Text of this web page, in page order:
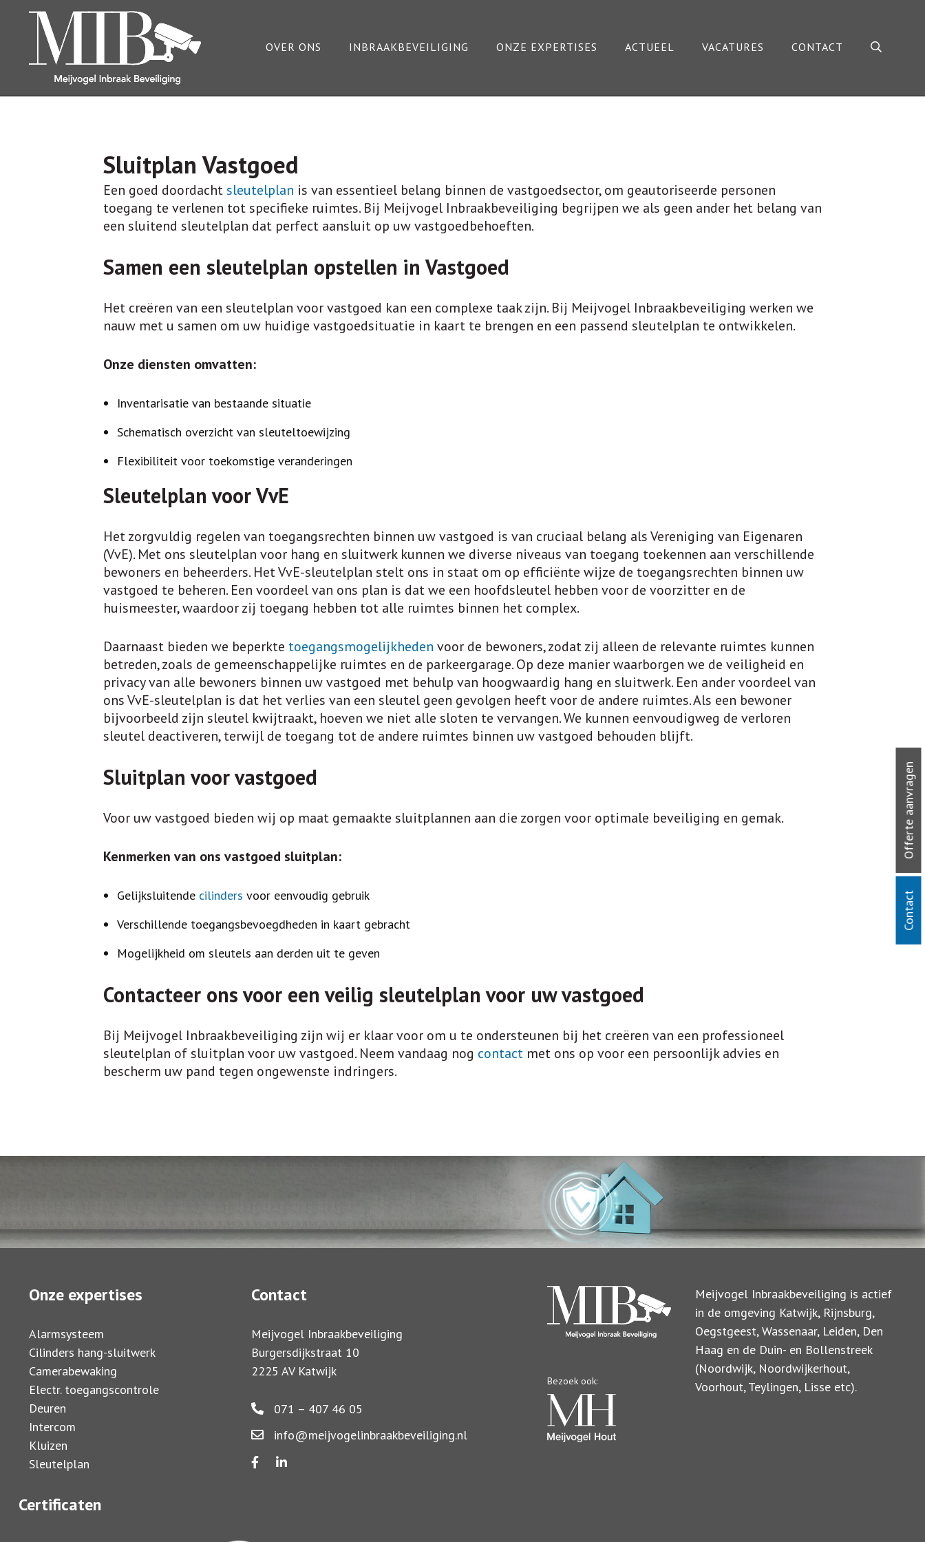
OVER ONS INBRAAKBEVEILIGING ONZE EXPERTISES ACTUEEL VACATURES CONTACT
Sluitplan Vastgoed
Een goed doordachtsleutelplan is van essentieel belang binnen de vastgoedsector, om geautoriseerde personen
toegang te verlenen tot specifieke ruimtes. Bij Meijvogel Inbraakbeveiliging begrijpen we als geen ander het belang van
een sluitend sleutelplan dat perfect aansluit op uw vastgoedbehoeften.
Samen een sleutelplan opstellen in Vastgoed
Het creëren van een sleutelplan voor vastgoed kan een complexe taak zijn. Bij Meijvogel Inbraakbeveiliging werken we
nauw met u samen om uw huidige vastgoedsituatie in kaart te brengen en een passend sleutelplan te ontwikkelen.
Onze diensten omvatten:
Inventarisatie van bestaande situatie
Schematisch overzicht van sleuteltoewijzing
Flexibiliteit voor toekomstige veranderingen
Sleutelplan voor VvE
Het zorgvuldig regelen van toegangsrechten binnen uw vastgoed is van cruciaal belang als Vereniging van Eigenaren
(VvE). Met ons sleutelplan voor hang en sluitwerk kunnen we diverse niveaus van toegang toekennen aan verschillende
bewoners en beheerders. Het VvE-sleutelplan stelt ons in staat om op efficiënte wijze de toegangsrechten binnen uw
vastgoed te beheren. Een voordeel van ons plan is dat we een hoofdsleutel hebben voor de voorzitter en de
huismeester, waardoor zij toegang hebben tot alle ruimtes binnen het complex.
Daarnaast bieden we beperkte toegangsmogelijkheden voor de bewoners, zodat zij alleen de relevante ruimtes kunnen
betreden, zoals de gemeenschappelijke ruimtes en de parkeergarage. Op deze manier waarborgen we de veiligheid en
privacy van alle bewoners binnen uw vastgoed met behulp van hoogwaardig hang en sluitwerk. Een ander voordeel van
ons VvE-sleutelplan is dat het verlies van een sleutel geen gevolgen heeft voor de andere ruimtes. Als een bewoner
bijvoorbeeld zijn sleutel kwijtraakt, hoeven we niet alle sloten te vervangen. We kunnen eenvoudigweg de verloren
sleutel deactiveren, terwijl de toegang tot de andere ruimtes binnen uw vastgoed behouden blijft.
Sluitplan voor vastgoed
Voor uw vastgoed bieden wij op maat gemaakte sluitplannen aan die zorgen voor optimale beveiliging en gemak.
Kenmerken van ons vastgoed sluitplan:
Gelijksluitende cilinders voor eenvoudig gebruik
Verschillende toegangsbevoegdheden in kaart gebracht
Mogelijkheid om sleutels aan derden uit te geven
Contacteer ons voor een veilig sleutelplan voor uw vastgoed
Bij Meijvogel Inbraakbeveiliging zijn wij er klaar voor om u te ondersteunen bij het creëren van een professioneel
sleutelplan of sluitplan voor uw vastgoed. Neem vandaag nog contactmet ons op voor een persoonlijk advies en
bescherm uw pand tegen ongewenste indringers.
Onze expertises
Alarmsysteem
Cilinders hang-sluitwerk
Camerabewaking
Electr. toegangscontrole
Deuren
Intercom
Kluizen
Sleutelplan
Contact
Meijvogel Inbraakbeveiliging
Burgersdijkstraat 10
2225 AV Katwijk
071 – 407 46 05
info@meijvogelinbraakbeveiliging.nl
Bezoek ook:
Meijvogel Inbraakbeveiliging is actief
in de omgeving Katwijk, Rijnsburg,
Oegstgeest, Wassenaar, Leiden, Den
Haag en de Duin- en Bollenstreek
(Noordwijk, Noordwijkerhout,
Voorhout, Teylingen, Lisse etc).
Certificaten
Contact
Offerte aanvragen